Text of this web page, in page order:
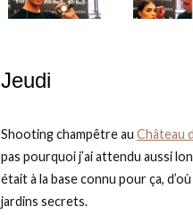
Jeudi
Shooting champêtre au Château
pas pourquoi j’ai attendu aussi
était à la base connu pour ça,
jardins secrets.